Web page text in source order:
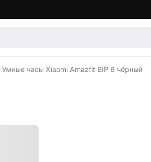
Умные часы Xiaomi Amazfit BIP 6 чёрный